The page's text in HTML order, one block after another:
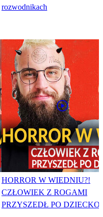
rozwodnikach
HORROR W WIEDNIU?!
CZŁOWIEK Z ROGAMI
PRZYSZEDŁ PO DZIECKO